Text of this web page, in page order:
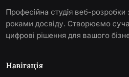
Професійна студія веб-розробки
роками досвіду. Створюємо
цифрові рішення для вашого
Навігація